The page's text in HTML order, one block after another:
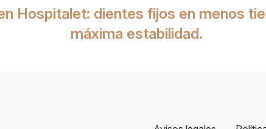
Hospitalet: dientes fijos en menos
máxima estabilidad.